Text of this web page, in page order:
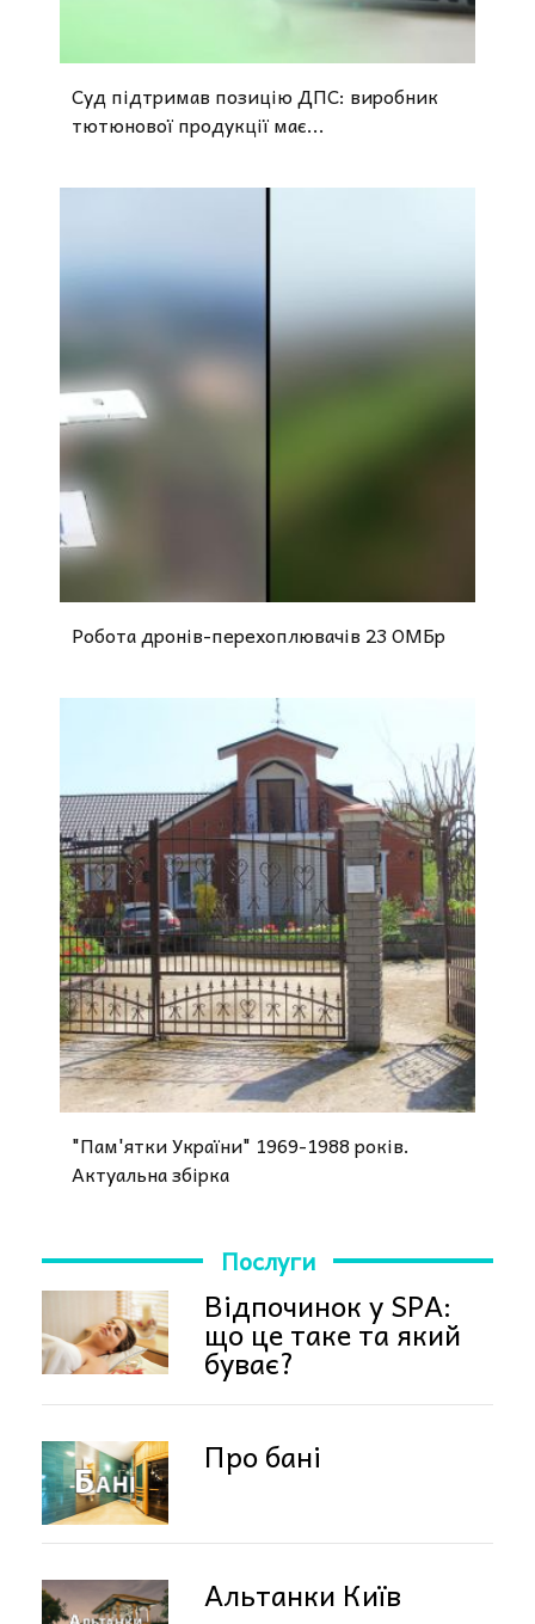
Суд підтримав позицію ДПС: виробник
тютюнової продукції має...
Робота дронів-перехоплювачів 23 ОМБр
"Пам'ятки України" 1969-1988 років.
Актуальна збірка
Послуги
Відпочинок у SPA:
що це таке та який
буває?
Про бані
Альтанки Київ